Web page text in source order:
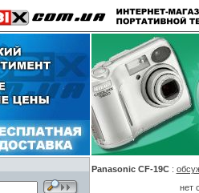
Panasonic CF-19C:
нет